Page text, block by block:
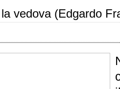
vedova (Edgardo